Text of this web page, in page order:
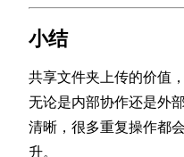
小结
共享文件夹上传的价值
无论是内部协作还是外
清晰，很多重复操作都
升。